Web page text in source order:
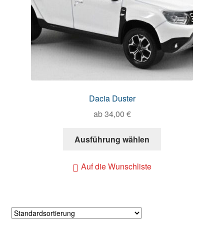
Dacia Duster
ab34,00 €
Ausführung wählen
Auf die Wunschliste